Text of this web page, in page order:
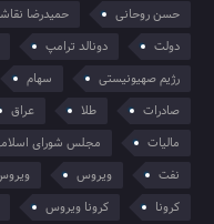
حسن روحانی
حمیدرضا
دولت
دونالد ترامپ
رژیم صهیونیستی
سهام
صادرات
طلا عراق
مالیات
مجلس شورای
نفت
ویروس
کرونا
کرونا ویروس